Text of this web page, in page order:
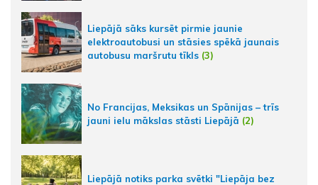
Liepājā sāks kursēt pirmie jaunie
elektroautobusi un stāsies spēkā jaunais
autobusu maršrutu tīkls (3)
No Francijas, Meksikas un Spānijas – trīs
jauni ielu mākslas stāsti Liepājā (2)
Liepājā notiks parka svētki "Liepāja bez